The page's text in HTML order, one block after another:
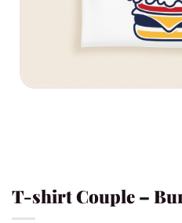
T-shirt Couple –